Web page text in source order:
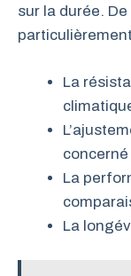
sur la durée.
La
concerné
La
La